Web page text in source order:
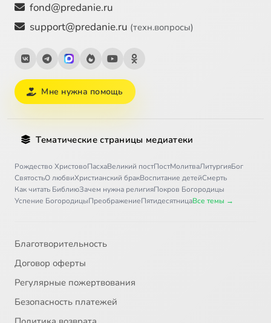
fond@predanie.ru
support@predanie.ru (техн.вопросы)
Мне нужна помощь
Тематические страницы медиатеки
Рождество ХристовоПасхаВеликий постПостМолитваЛитургияБог
СвятостьО любвиХристианский бракВоспитание детейСмерть
Как читать БиблиюЗачем нужна религияПокров Богородицы
Успение БогородицыПреображениеПятидесятницаВсе темы →
Благотворительность
Договор оферты
Регулярные пожертвования
Безопасность платежей